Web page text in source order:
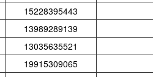
15228395443
13989289139
13035635521
19915309065